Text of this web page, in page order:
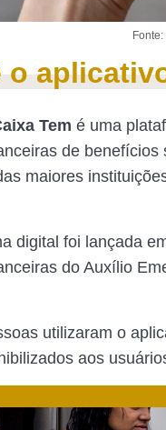
o
Tem é uma
de
maiores
digital foi lançada
do Auxílio
utilizaram o
aos